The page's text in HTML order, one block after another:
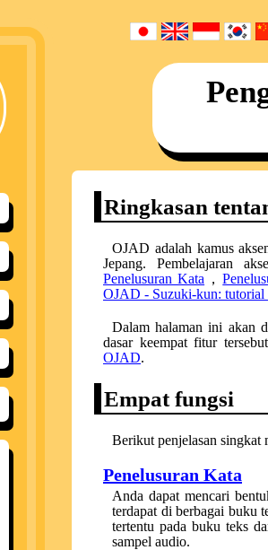
Ringkasan
OJAD adalah kamus
Jepang. Pembelajaran
Penelusuran Kata ，
OJAD - Suzuki-kun: tutorial
Dalam halaman ini akan
dasar keempat fitur
OJAD.
Empat fungsi
Berikut penjelasan singkat
Penelusuran Kata
Anda dapat mencari
terdapat di berbagai buku
tertentu pada buku teks
sampel audio.